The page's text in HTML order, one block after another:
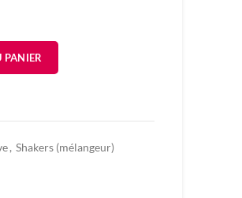
STAINLESS STEEL - 710ML
PANIER
, Shakers (mélangeur)